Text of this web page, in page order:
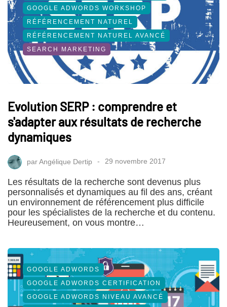
GOOGLE ADWORDS WORKSHOP
RÉFÉRENCEMENT NATUREL
RÉFÉRENCEMENT NATUREL AVANCÉ
SEARCH MARKETING
Evolution SERP : comprendre et
s'adapter aux résultats de recherche
dynamiques
parAngélique Dertip 29 novembre 2017
Les résultats de la recherche sont devenus plus
personnalisés et dynamiques au fil des ans, créant
un environnement de référencement plus difficile
pour les spécialistes de la recherche et du contenu.
Heureusement, on vous montre…
GOOGLE ADWORDS
GOOGLE ADWORDS CERTIFICATION
GOOGLE ADWORDS NIVEAU AVANCÉ